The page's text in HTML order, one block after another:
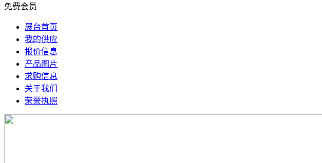
免费会员
展台首页
我的供应
报价信息
产品图片
求购信息
关于我们
荣誉执照